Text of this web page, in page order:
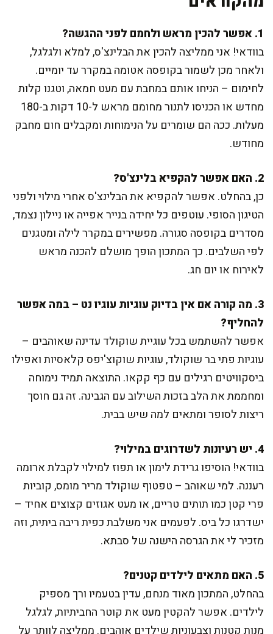
1. אפשר להכין מראש ולחמם לפני ההגשה?
בוודאי! אני ממליצה להכין את הבלינצ'ס, למלא ולגלגל,
ולאחר מכן לשמור בקופסה אטומה במקרר עד יומיים.
לחימום – הניחו אותם במחבת עם מעט חמאה, וטגנו קלות
מחדש או הכניסו לתנור מחומם מראש ל-10 דקות ב-180
מעלות. ככה הם שומרים על הנימוחות ומקבלים חום מחבק
מחודש.
2. האם אפשר להקפיא בלינצ'ס?
כן, בהחלט. אפשר להקפיא את הבלינצ'ס אחרי מילוי ולפני
הטיגון הסופי. עוטפים כל יחידה בנייר אפייה או ניילון נצמד,
מסדרים בקופסה סגורה. מפשירים במקרר לילה ומטגנים
לפי השלבים. כך המתכון הופך מושלם להכנה מראש
לאירוח או יום חג.
3. מה קורה אם אין בדיוק עוגיות עוגיו נט – במה אפשר
להחליף?
אפשר להשתמש בכל עוגיית שוקולד עדינה שאוהבים –
עוגיות פתי בר שוקולד, עוגיות שוקוצ'יפס קלאסיות ואפילו
ביסקוויטים רגילים עם כף קקאו. התוצאה תמיד נימוחה
ומחממת את הלב בזכות השילוב עם הגבינה. זה גם חוסך
ריצות לסופר ומתאים למה שיש בבית.
4. יש רעיונות לשדרוגים במילוי?
בוודאי! הוסיפו גרידת לימון או תפוז למילוי לקבלת ארומה
רעננה. למי שאוהב – טפטוף שוקולד מריר מומס, קוביות
פרי קטן כמו תותים טריים, או מעט אגוזים קצוצים אחיד –
ישדרגו כל ביס. לפעמים אני משלבת כפית ריבה ביתית, וזה
מזכיר לי את הגרסה הישנה של סבתא.
5. האם מתאים לילדים קטנים?
בהחלט, המתכון מאוד מנחם, עדין בטעמיו ורך מספיק
לילדים. אפשר להקטין מעט את קוטר החביתיות, לגלגל
מנות קטנות וצבעוניות שילדים אוהבים. ממליצה לוותר על